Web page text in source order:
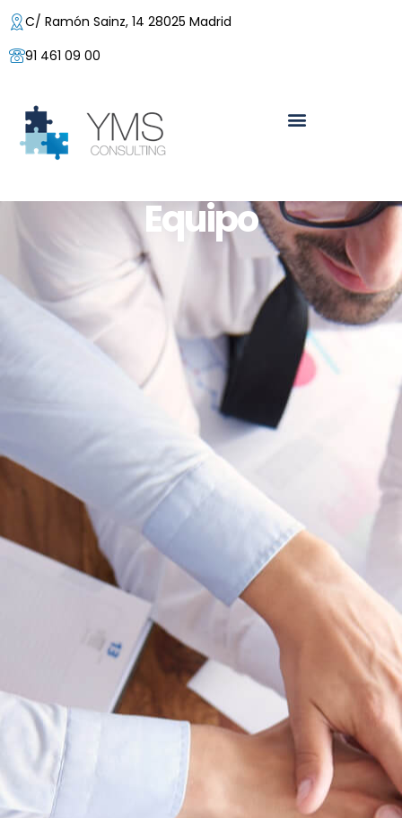
C/ Ramón Sainz, 14 28025 Madrid
91 461 09 00
Equipo